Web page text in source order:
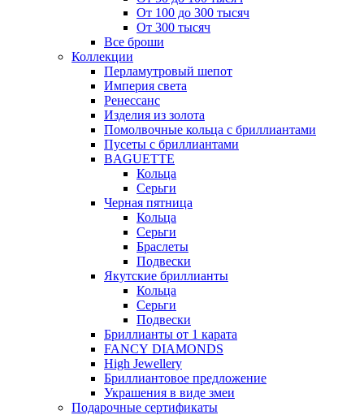
От 100 до 300 тысяч
От 300 тысяч
Все броши
Коллекции
Перламутровый шепот
Империя света
Ренессанс
Изделия из золота
Помолвочные кольца с бриллиантами
Пусеты с бриллиантами
BAGUETTE
Кольца
Серьги
Черная пятница
Кольца
Серьги
Браслеты
Подвески
Якутские бриллианты
Кольца
Серьги
Подвески
Бриллианты от 1 карата
FANCY DIAMONDS
High Jewellery
Бриллиантовое предложение
Украшения в виде змеи
Подарочные сертификаты